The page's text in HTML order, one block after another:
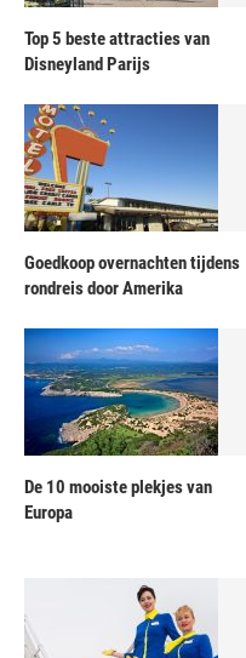
Top 5 beste attracties van
Disneyland Parijs
Goedkoop overnachten tijdens
rondreis door Amerika
De 10 mooiste plekjes van
Europa